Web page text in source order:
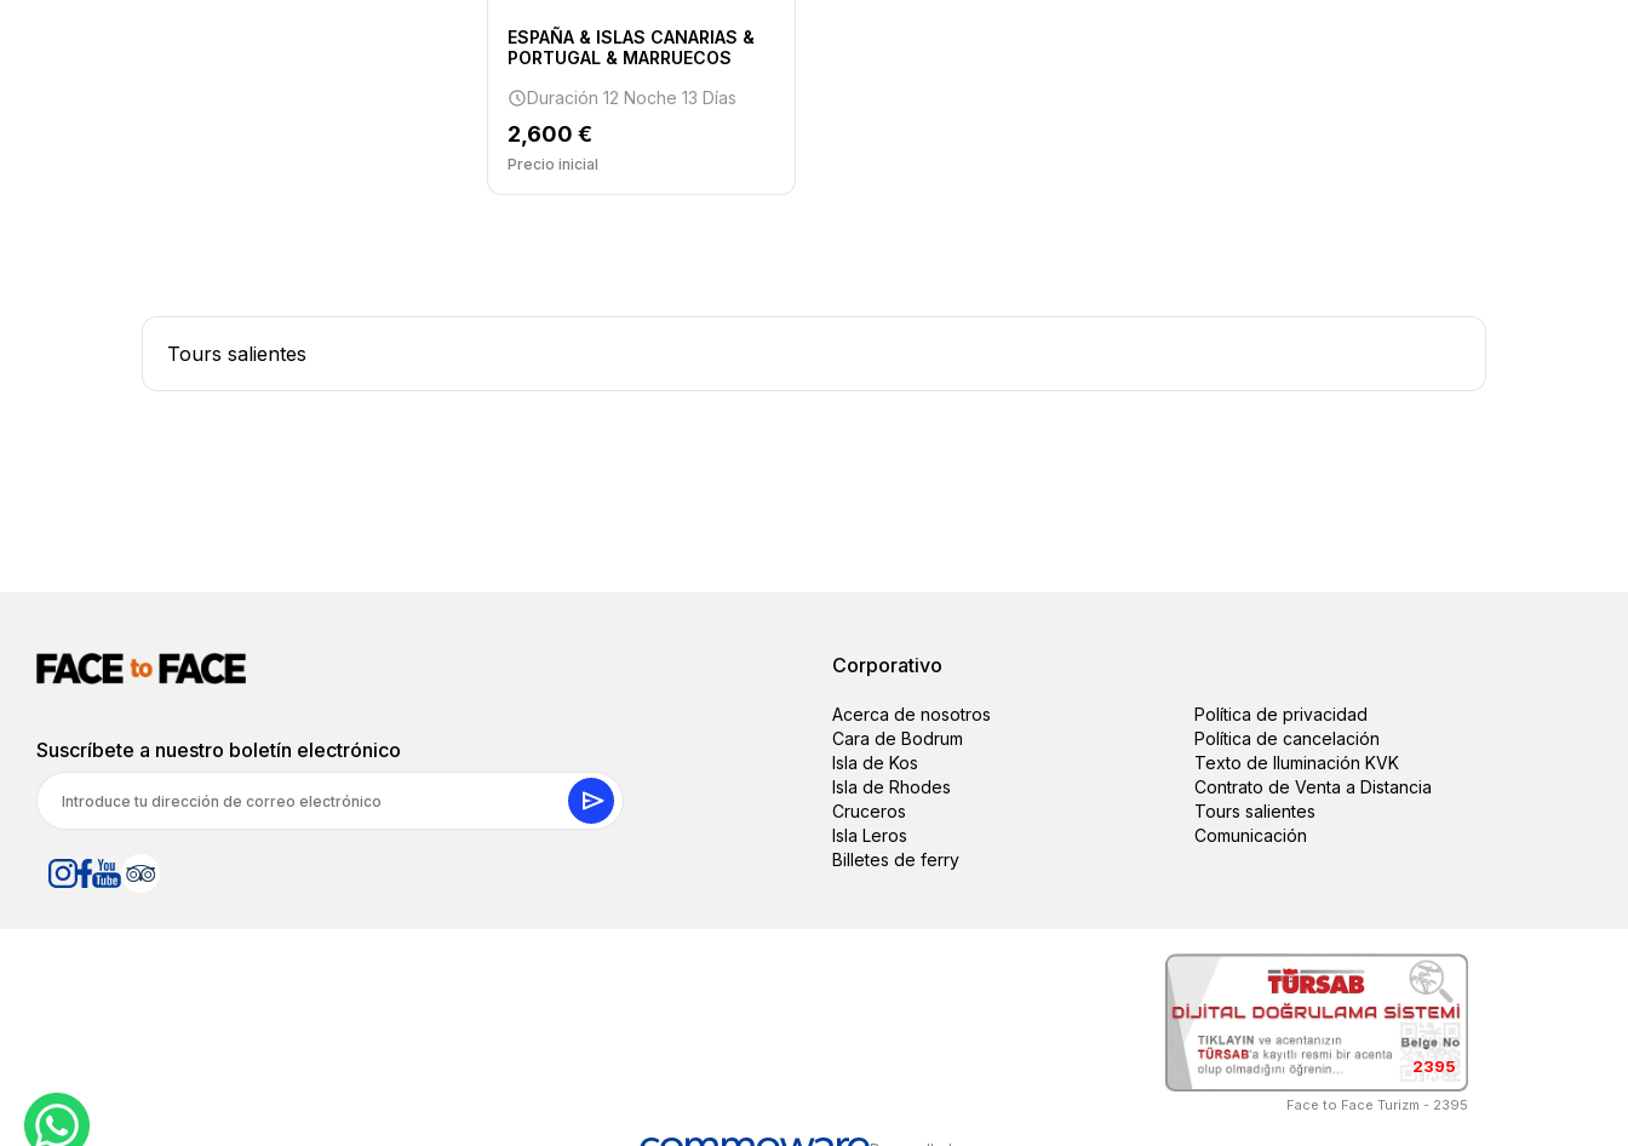
ESPAÑA & ISLAS CANARIAS &
PORTUGAL & MARRUECOS
Duración 12 Noche 13 Días
2,600 €
Precio inicial
Tours salientes
Suscríbete a nuestro boletín electrónico
Corporativo
Acerca de nosotros
Política de privacidad
Cara de Bodrum
Política de cancelación
Isla de Kos
Texto de Iluminación KVK
Isla de Rhodes
Contrato de Venta a Distancia
Cruceros
Tours salientes
Isla Leros
Comunicación
Billetes de ferry
2395
Face to Face Turizm - 2395